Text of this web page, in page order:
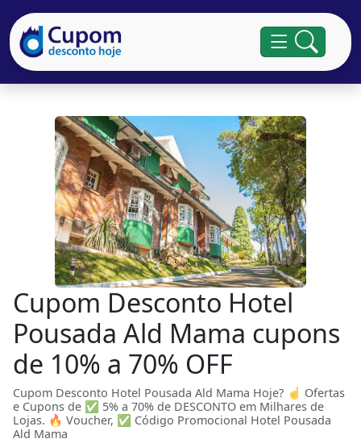
Cupom Desconto Hotel
Pousada Ald Mama cupons
de 10% a 70% OFF
Cupom Desconto Hotel Pousada Ald Mama Hoje? ☝ Ofertas
e Cupons de ✅ 5% a 70% de DESCONTO em Milhares de
Lojas. 🔥 Voucher, ✅ Código Promocional Hotel Pousada
Ald Mama